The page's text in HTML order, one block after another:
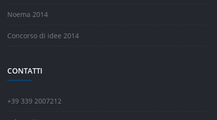
Noema 2014
Concorso di idee 2014
CONTATTI
+39 339 2007212